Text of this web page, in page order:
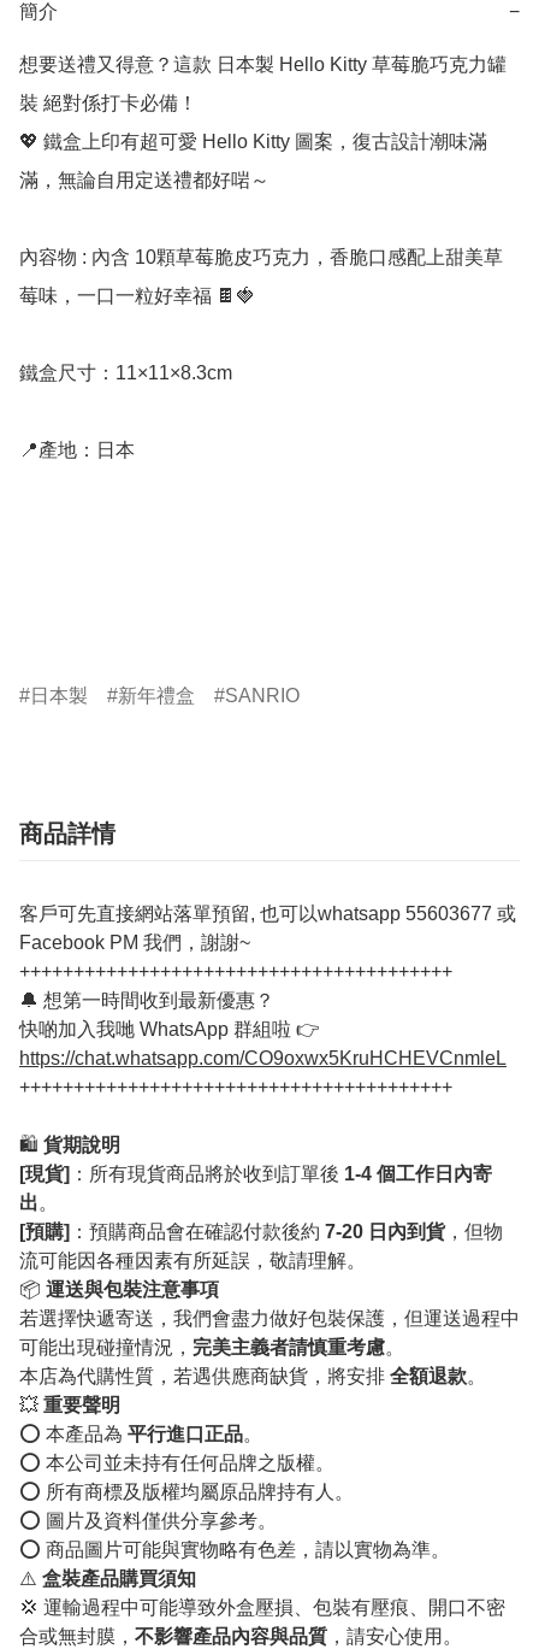
簡介 −
想要送禮又得意？這款 日本製 Hello Kitty 草莓脆巧克力罐
裝 絕對係打卡必備！
💖 鐵盒上印有超可愛 Hello Kitty 圖案，復古設計潮味滿
滿，無論自用定送禮都好啱～
內容物 : 內含 10顆草莓脆皮巧克力，香脆口感配上甜美草
莓味，一口一粒好幸福 🍫🍓
鐵盒尺寸：11×11×8.3cm
📍產地：日本
日本製 新年禮盒 SANRIO
商品詳情
客戶可先直接網站落單預留, 也可以whatsapp 55603677 或
Facebook PM 我們，謝謝~
++++++++++++++++++++++++++++++++++++++++
🔔 想第一時間收到最新優惠？
快啲加入我哋 WhatsApp 群組啦 👉
https://chat.whatsapp.com/CO9oxwx5KruHCHEVCnmleL
++++++++++++++++++++++++++++++++++++++++
🛍️ 貨期說明
[現貨] ：所有現貨商品將於收到訂單後 1-4 個工作日內寄
出。
[預購] ：預購商品會在確認付款後約 7-20 日內到貨，但物
流可能因各種因素有所延誤，敬請理解。
📦 運送與包裝注意事項
若選擇快遞寄送，我們會盡力做好包裝保護，但運送過程中
可能出現碰撞情況， 完美主義者請慎重考慮。
本店為代購性質，若遇供應商缺貨，將安排 全額退款。
💥 重要聲明
⭕️ 本產品為 平行進口正品。
⭕️ 本公司並未持有任何品牌之版權。
⭕️ 所有商標及版權均屬原品牌持有人。
⭕️ 圖片及資料僅供分享參考。
⭕️ 商品圖片可能與實物略有色差，請以實物為準。
⚠️ 盒裝產品購買須知
💢 運輸過程中可能導致外盒壓損、包裝有壓痕、開口不密
合或無封膜， 不影響產品內容與品質 ，請安心使用。